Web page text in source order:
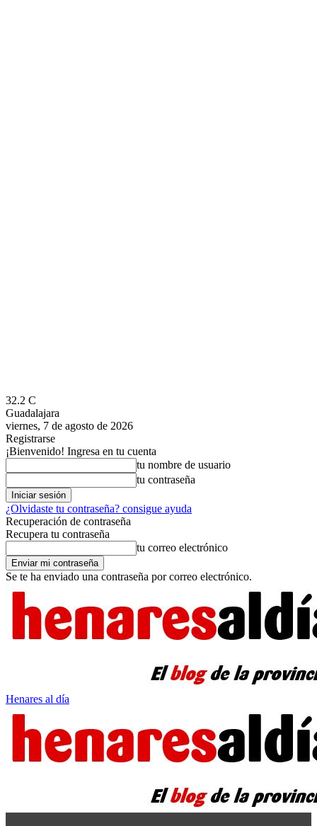
32.2 C
Guadalajara
viernes, 7 de agosto de 2026
Registrarse
¡Bienvenido! Ingresa en tu cuenta
tu nombre de usuario
tu contraseña
¿Olvidaste tu contraseña? consigue ayuda
Recuperación de contraseña
Recupera tu contraseña
tu correo electrónico
Se te ha enviado una contraseña por correo electrónico.
Henares al día